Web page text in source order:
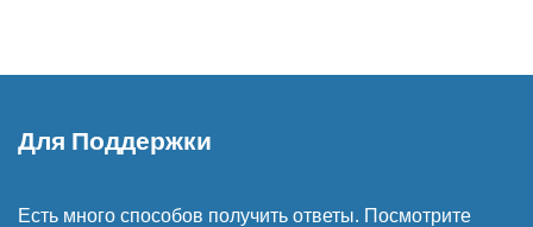
Для Поддержки
Есть много способов получить ответы. Посмотрите